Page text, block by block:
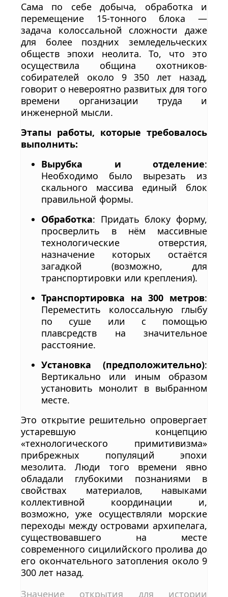
Сама по себе добыча, обработка и
перемещение 15-тонного блока —
задача колоссальной сложности даже
для более поздних земледельческих
обществ эпохи неолита. То, что это
осуществила община охотников-
собирателей около 9 350 лет назад,
говорит о невероятно развитых для того
времени организации труда и
инженерной мысли.
Этапы работы, которые требовалось
выполнить:
Вырубка и отделение:
Необходимо было вырезать из
скального массива единый блок
правильной формы.
Обработка: Придать блоку форму,
просверлить в нём массивные
технологические отверстия,
назначение которых остаётся
загадкой (возможно, для
транспортировки или крепления).
Транспортировка на 300 метров:
Переместить колоссальную глыбу
по суше или с помощью
плавсредств на значительное
расстояние.
Установка (предположительно):
Вертикально или иным образом
установить монолит в выбранном
месте.
Это открытие решительно опровергает
устаревшую концепцию
«технологического примитивизма»
прибрежных популяций эпохи
мезолита. Люди того времени явно
обладали глубокими познаниями в
свойствах материалов, навыками
коллективной координации и,
возможно, уже осуществляли морские
переходы между островами архипелага,
существовавшего на месте
современного сицилийского пролива до
его окончательного затопления около 9
300 лет назад.
Значение открытия для истории